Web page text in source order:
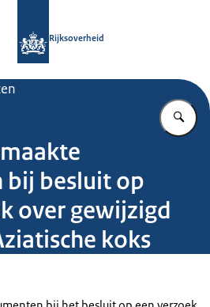
Rijksoverheid
bij besluit op
over gewijzigd
koks